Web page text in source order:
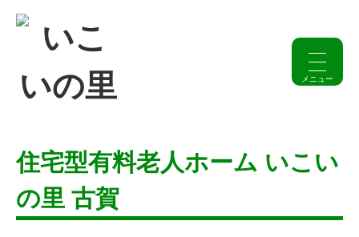
住宅型有料老人ホーム いこい
の里 古賀